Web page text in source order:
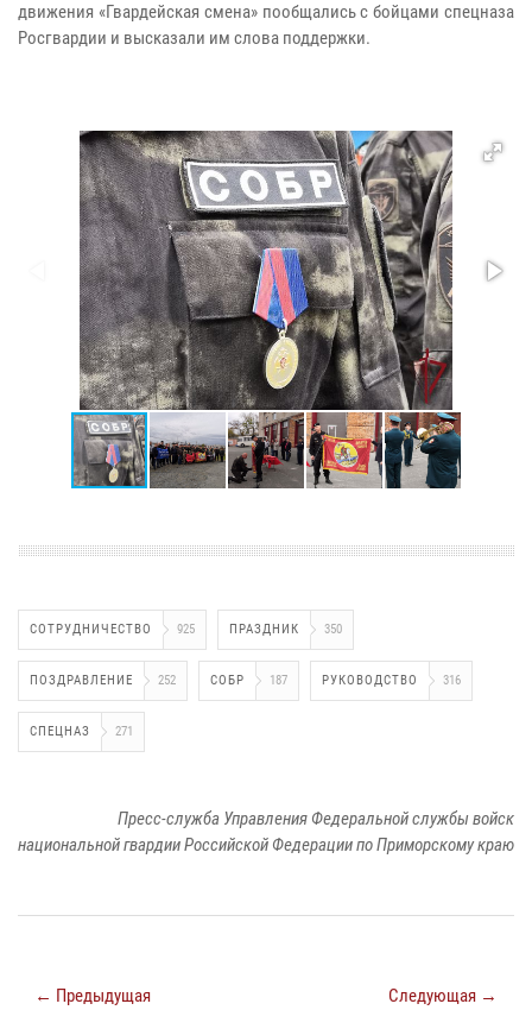
движения «Гвардейская смена» пообщались с бойцами спецназа
Росгвардии и высказали им слова поддержки.
СОТРУДНИЧЕСТВО 925 ПРАЗДНИК 350
ПОЗДРАВЛЕНИЕ 252 СОБР 187 РУКОВОДСТВО 316
СПЕЦНАЗ 271
Пресс-служба Управления Федеральной службы войск
национальной гвардии Российской Федерации по Приморскому краю
← Предыдущая Следующая →